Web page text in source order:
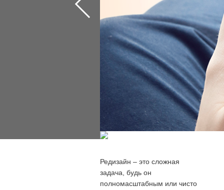
Редизайн – это сложная
задача, будь он
полномасштабным или чисто